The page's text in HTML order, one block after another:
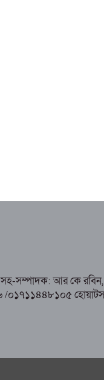
সম্পাদক: আর কে রবিন,
/০১৭১১৪৪৮১০৫